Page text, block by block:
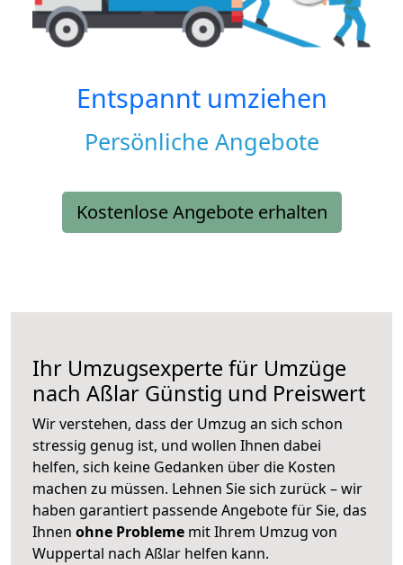
Entspannt umziehen
Persönliche Angebote
Kostenlose Angebote erhalten
Ihr Umzugsexperte für Umzüge
nach Aßlar Günstig und Preiswert
Wir verstehen, dass der Umzug an sich schon
stressig genug ist, und wollen Ihnen dabei
helfen, sich keine Gedanken über die Kosten
machen zu müssen. Lehnen Sie sich zurück – wir
haben garantiert passende Angebote für Sie, das
Ihnen ohne Probleme mit Ihrem Umzug von
Wuppertal nach Aßlar helfen kann.